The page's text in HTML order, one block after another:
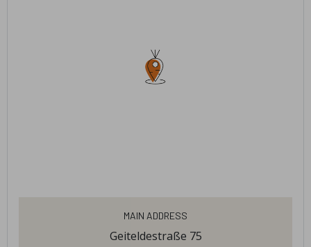
Main Address
Geiteldestraße 75